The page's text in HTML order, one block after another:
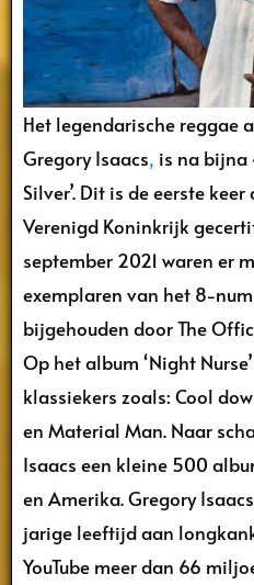
Het legendarische reggae
Gregory Isaacs, is na bijna
Silver’. Dit is de eerste
Verenigd Koninkrijk
september 2021 waren er
exemplaren van het 8-
bijgehouden door The
Op het album ‘Night
klassiekers zoals: Cool
en Material Man. Naar
Isaacs een kleine 500
en Amerika. Gregory
jarige leeftijd aan
YouTube meer dan 66